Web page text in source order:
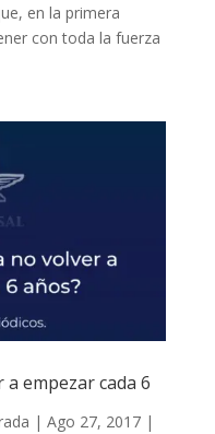
en la primera
con toda la fuerza
empezar cada 6
| Ago 27, 2017|